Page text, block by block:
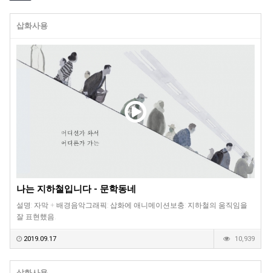
삽화사용
나는 지하철입니다 - 문학동네
설명: 자막 + 배경음악그래픽: 삽화에 애니메이션보충: 지하철의 움직임을
잘 표현했음.
2019.09.17 10,939